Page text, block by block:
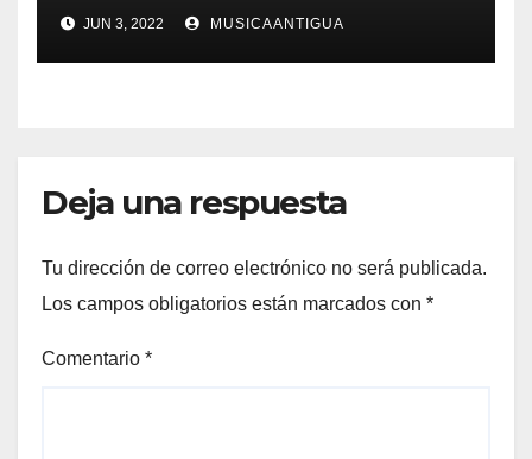
JUN 3, 2022 MUSICAANTIGUA
Deja una respuesta
Tu dirección de correo electrónico no será publicada.
Los campos obligatorios están marcados con *
Comentario *